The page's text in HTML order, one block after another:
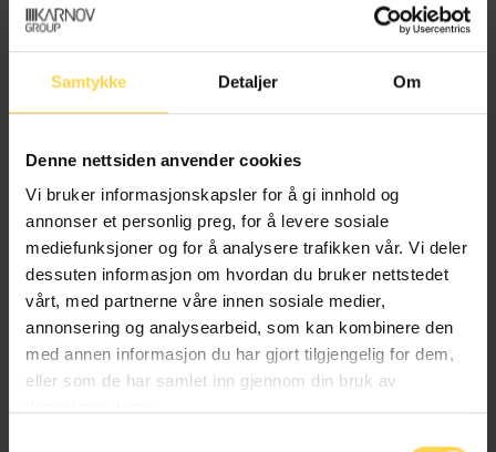
Samtykke Detaljer Om
Denne nettsiden anvender cookies
Vi bruker informasjonskapsler for å gi innhold og
annonser et personlig preg, for å levere sosiale
mediefunksjoner og for å analysere trafikken vår. Vi deler
dessuten informasjon om hvordan du bruker nettstedet
vårt, med partnerne våre innen sosiale medier,
annonsering og analysearbeid, som kan kombinere den
med annen informasjon du har gjort tilgjengelig for dem,
eller som de har samlet inn gjennom din bruk av
Hallvard Gilje Aarseth
Advokat, Advokatfirmaet Schjødt
Inge Kristian Brodersen
Partner, Advokatfirmaet Schjødt